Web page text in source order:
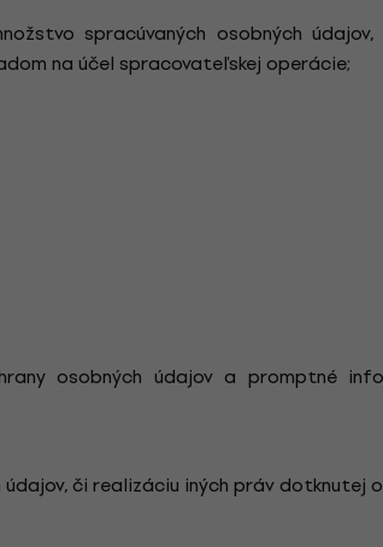
spracúvaných osobných
na účel spracovateľskej operácie;
osobných údajov a promptné
či realizáciu iných práv dotknutej